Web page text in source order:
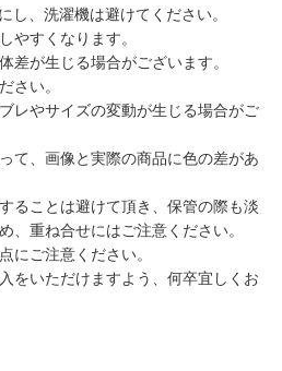
し、洗濯機は避けてください。
やすくなります。
差が生じる場合がございます。
さい。
レやサイズの変動が生じる場合がご
て、画像と実際の商品に色の差があ
ることは避けて頂き、保管の際も淡
、重ね合せにはご注意ください。
にご注意ください。
をいただけますよう、何卒宜しくお